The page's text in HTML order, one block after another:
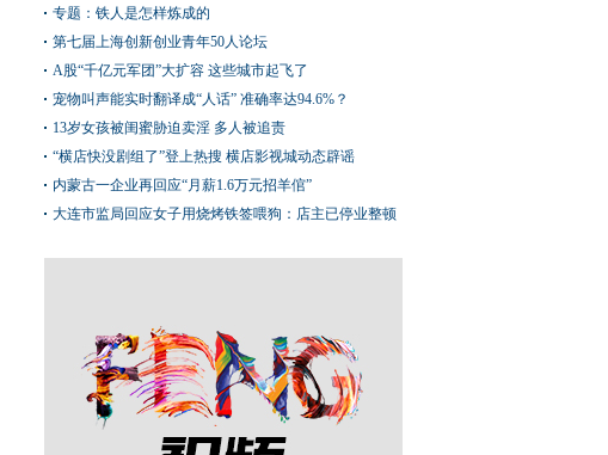
专题：铁人是怎样炼成的
第七届上海创新创业青年50人论坛
A股“千亿元军团”大扩容 这些城市起飞了
宠物叫声能实时翻译成“人话” 准确率达94.6%？
13岁女孩被闺蜜胁迫卖淫 多人被追责
“横店快没剧组了”登上热搜 横店影视城动态辟谣
内蒙古一企业再回应“月薪1.6万元招羊倌”
大连市监局回应女子用烧烤铁签喂狗：店主已停业整顿